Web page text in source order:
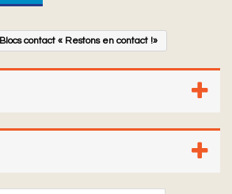
Blocs contact « Restons en contact !»